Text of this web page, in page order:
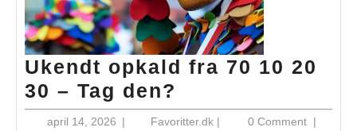
Ukendt opkald fra 70 10 20
30 – Tag den?
opkald
april 14, 2026april
| Favoritter.dkFavoritter.dk
| 0 Comment |